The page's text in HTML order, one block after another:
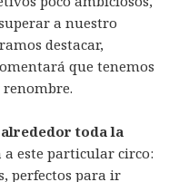
a nuestro
destacar,
que tenemos
renombre.
toda la
a este particular circo:
perfectos para ir